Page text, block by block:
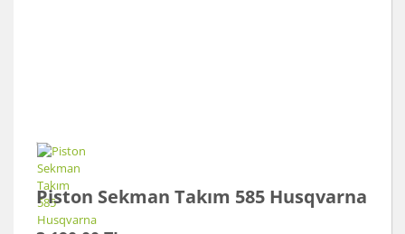
Piston Sekman Takım 585 Husqvarna